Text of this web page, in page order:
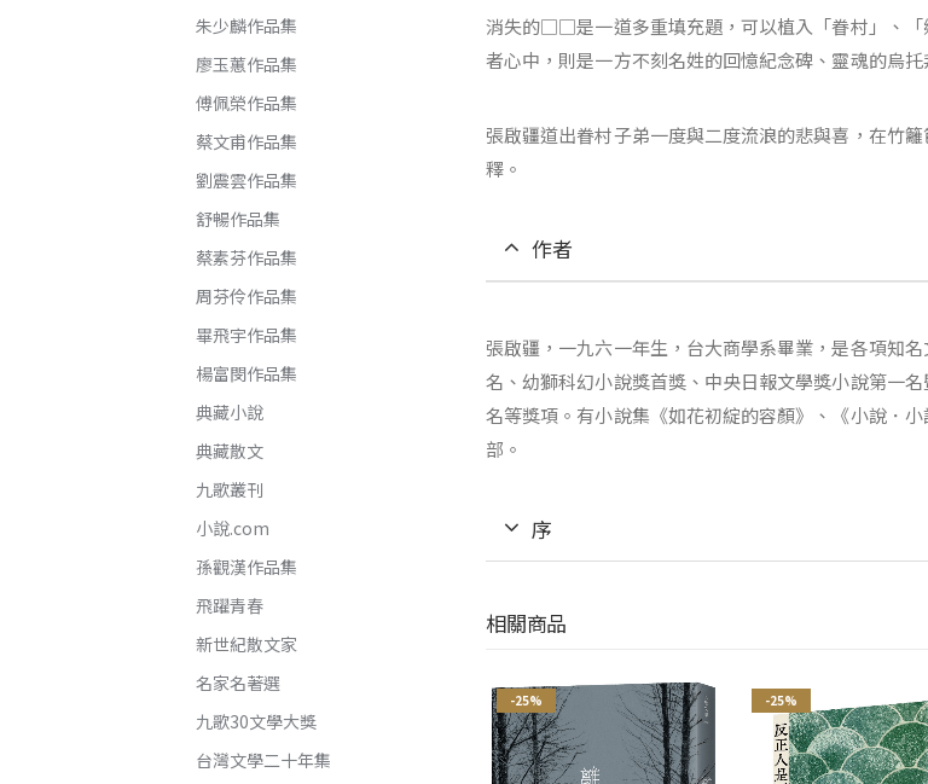
消失的□□是一道多重填充題，可以植入「眷村」、
者心中，則是一方不刻名姓的回憶紀念碑、靈魂的烏托
張啟疆道出眷村子弟一度與二度流浪的悲與喜，在竹
釋。
作者
張啟疆，一九六一年生，台大商學系畢業，是各項知
名、幼獅科幻小說獎首獎、中央日報文學獎小說第一
名等獎項。有小說集《如花初綻的容顏》、《小說．
部。
序
相關商品
-25% -25%
朱少麟作品集
廖玉蕙作品集
傅佩榮作品集
蔡文甫作品集
劉震雲作品集
舒暢作品集
蔡素芬作品集
周芬伶作品集
畢飛宇作品集
楊富閔作品集
典藏小說
典藏散文
九歌叢刊
小說.com
孫觀漢作品集
飛躍青春
新世紀散文家
名家名著選
九歌30文學大獎
台灣文學二十年集